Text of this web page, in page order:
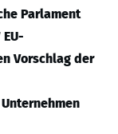
Parlament
Vorschlag der